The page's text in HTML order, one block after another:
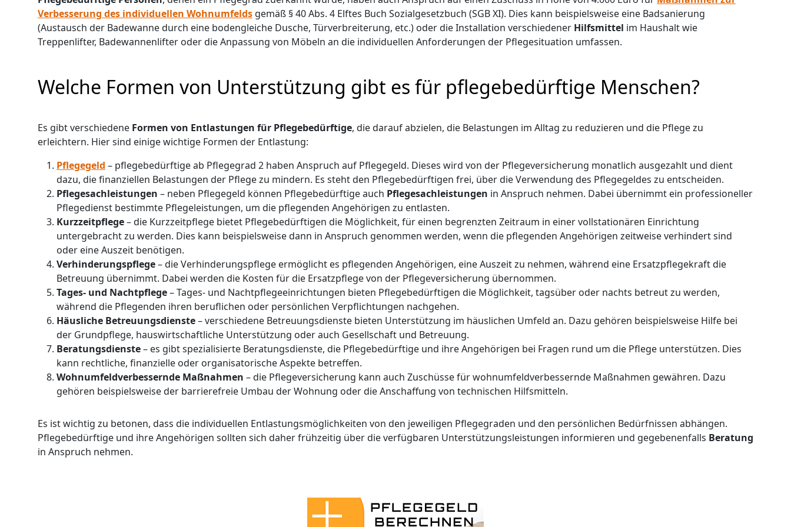
Verbesserung des individuellen Wohnumfelds gemäß § 40 Abs. 4 Elftes Buch Sozialgesetzbuch (SGB XI). Dies kann beispielsweise eine Badsanierung
(Austausch der Badewanne durch eine bodengleiche Dusche, Türverbreiterung, etc.) oder die Installation verschiedener Hilfsmittel im Haushalt wie
Treppenlifter, Badewannenlifter oder die Anpassung von Möbeln an die individuellen Anforderungen der Pflegesituation umfassen.
Welche Formen von Unterstützung gibt es für pflegebedürftige Menschen?
Es gibt verschiedene Formen von Entlastungen für Pflegebedürftige, die darauf abzielen, die Belastungen im Alltag zu reduzieren und die Pflege zu
erleichtern. Hier sind einige wichtige Formen der Entlastung:
Pflegegeld – pflegebedürftige ab Pflegegrad 2 haben Anspruch auf Pflegegeld. Dieses wird von der Pflegeversicherung monatlich ausgezahlt und dient
dazu, die finanziellen Belastungen der Pflege zu mindern. Es steht den Pflegebedürftigen frei, über die Verwendung des Pflegegeldes zu entscheiden.
Pflegesachleistungen – neben Pflegegeld können Pflegebedürftige auch Pflegesachleistungen in Anspruch nehmen. Dabei übernimmt ein professioneller
Pflegedienst bestimmte Pflegeleistungen, um die pflegenden Angehörigen zu entlasten.
Kurzzeitpflege– die Kurzzeitpflege bietet Pflegebedürftigen die Möglichkeit, für einen begrenzten Zeitraum in einer vollstationären Einrichtung
untergebracht zu werden. Dies kann beispielsweise dann in Anspruch genommen werden, wenn die pflegenden Angehörigen zeitweise verhindert sind
oder eine Auszeit benötigen.
Verhinderungspflege– die Verhinderungspflege ermöglicht es pflegenden Angehörigen, eine Auszeit zu nehmen, während eine Ersatzpflegekraft die
Betreuung übernimmt. Dabei werden die Kosten für die Ersatzpflege von der Pflegeversicherung übernommen.
Tages- und Nachtpflege– Tages- und Nachtpflegeeinrichtungen bieten Pflegebedürftigen die Möglichkeit, tagsüber oder nachts betreut zu werden,
während die Pflegenden ihren beruflichen oder persönlichen Verpflichtungen nachgehen.
Häusliche Betreuungsdienste– verschiedene Betreuungsdienste bieten Unterstützung im häuslichen Umfeld an. Dazu gehören beispielsweise Hilfe bei
der Grundpflege, hauswirtschaftliche Unterstützung oder auch Gesellschaft und Betreuung.
Beratungsdienste– es gibt spezialisierte Beratungsdienste, die Pflegebedürftige und ihre Angehörigen bei Fragen rund um die Pflege unterstützen. Dies
kann rechtliche, finanzielle oder organisatorische Aspekte betreffen.
Wohnumfeldverbessernde Maßnahmen – die Pflegeversicherung kann auch Zuschüsse für wohnumfeldverbessernde Maßnahmen gewähren. Dazu
gehören beispielsweise der barrierefreie Umbau der Wohnung oder die Anschaffung von technischen Hilfsmitteln.
Es ist wichtig zu betonen, dass die individuellen Entlastungsmöglichkeiten von den jeweiligen Pflegegraden und den persönlichen Bedürfnissen abhängen.
Pflegebedürftige und ihre Angehörigen sollten sich daher frühzeitig über die verfügbaren Unterstützungsleistungen informieren und gegebenenfalls Beratung
in Anspruch nehmen.